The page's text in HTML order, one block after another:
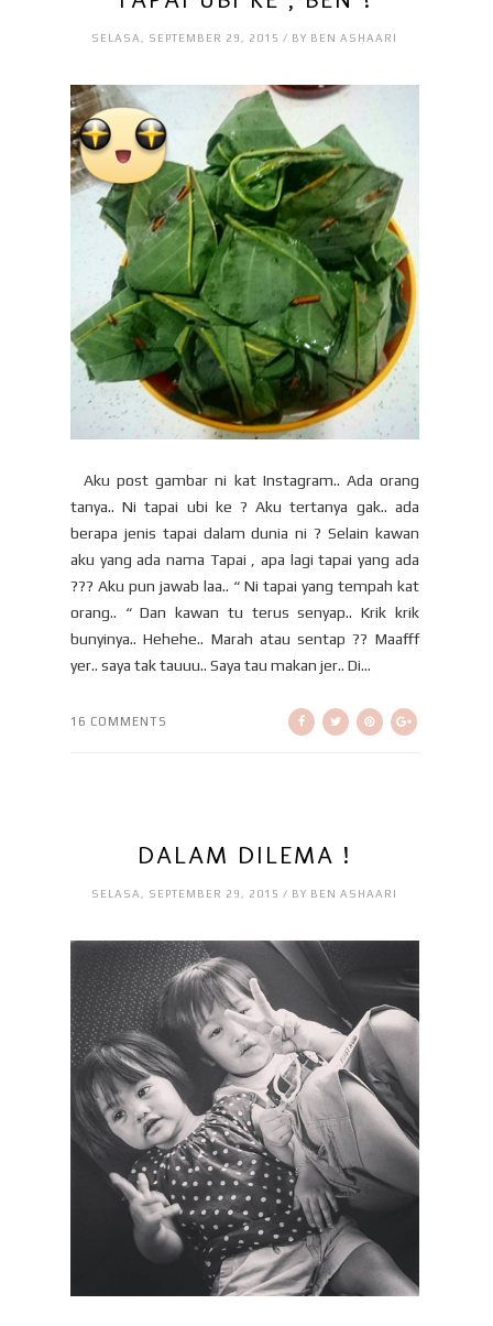
SELASA, SEPTEMBER 29, 2015 / BY BEN ASHAARI
Aku post gambar ni kat Instagram.. Ada orang
tanya.. Ni tapai ubi ke ? Aku tertanya gak.. ada
berapa jenis tapai dalam dunia ni ? Selain kawan
aku yang ada nama Tapai , apa lagi tapai yang ada
??? Aku pun jawab laa.. “ Ni tapai yang tempah kat
orang.. “ Dan kawan tu terus senyap.. Krik krik
bunyinya.. Hehehe.. Marah atau sentap ?? Maafff
yer.. saya tak tauuu.. Saya tau makan jer.. Di...
16 COMMENTS
DALAM DILEMA !
SELASA, SEPTEMBER 29, 2015 / BY BEN ASHAARI